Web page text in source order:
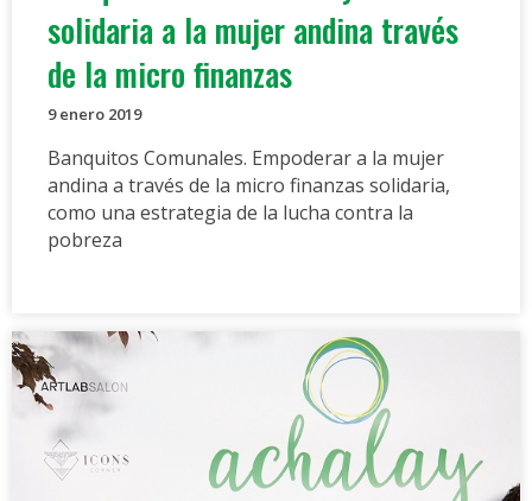
solidaria a la mujer andina través
de la micro finanzas
9 enero 2019
Banquitos Comunales. Empoderar a la mujer
andina a través de la micro finanzas solidaria,
como una estrategia de la lucha contra la
pobreza